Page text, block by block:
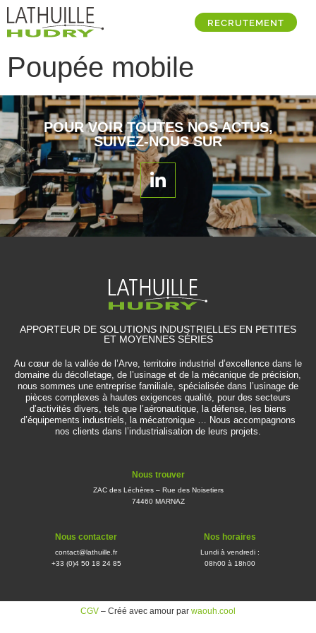
RECRUTEMENT
Poupée mobile
POUR VOIR TOUTES NOS ACTUS,
SUIVEZ-NOUS SUR
APPORTEUR DE SOLUTIONS INDUSTRIELLES EN PETITES
ET MOYENNES SÉRIES
Au cœur de la vallée de l’Arve, territoire industriel d’excellence dans le
domaine du décolletage, de l’usinage et de la mécanique de précision,
nous sommes une entreprise familiale, spécialisée dans l’usinage de
pièces complexes à hautes exigences qualité, pour des secteurs
d’activités divers, tels que l’aéronautique, la défense, les biens
d’équipements industriels, la mécatronique … Nous accompagnons
nos clients dans l’industrialisation de leurs projets.
Nous trouver
ZAC des Léchères – Rue des Noisetiers
74460 MARNAZ
Nous contacter
contact@lathuille.fr
+33 (0)4 50 18 24 85
Nos horaires
Lundi à vendredi :
08h00 à 18h00
CGV – Créé avec amour par waouh.cool